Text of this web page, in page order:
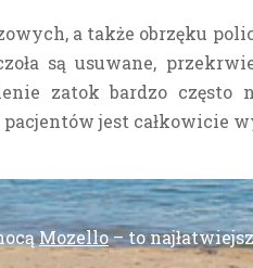
a także obrzęku
są usuwane,
zatok bardzo często
jest całkowicie
Mozello– to